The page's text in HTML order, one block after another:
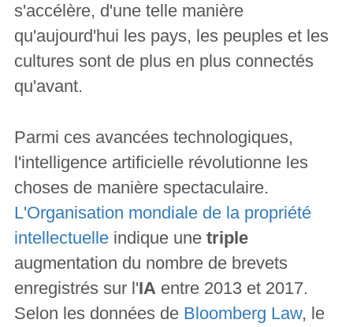
s'accélère, d'une telle manière
qu'aujourd'hui les pays, les peuples et les
cultures sont de plus en plus connectés
qu'avant.
Parmi ces avancées technologiques,
l'intelligence artificielle révolutionne les
choses de manière spectaculaire.
L'Organisation mondiale de la propriété
intellectuelleindique une triple
augmentation du nombre de brevets
enregistrés sur l'IA entre 2013 et 2017.
Selon les données de Bloomberg Law, le